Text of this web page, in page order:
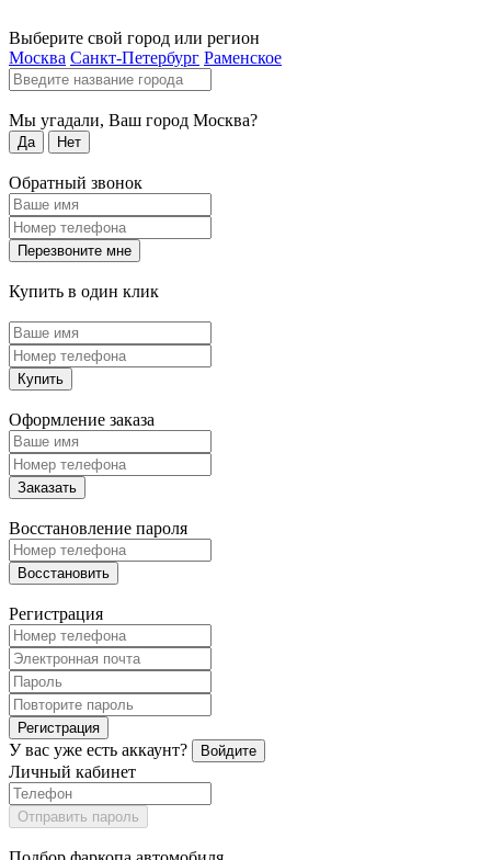
Выберите свой город или регион
Москва Санкт-Петербург Раменское
Мы угадали, Ваш город Москва?
Да Нет
Обратный звонок
Перезвоните мне
Купить в один клик
Купить
Оформление заказа
Заказать
Восстановление пароля
Восстановить
Регистрация
Регистрация
У вас уже есть аккаунт? Войдите
Личный кабинет
Отправить пароль